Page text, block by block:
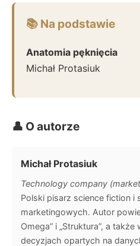
📚 Na podstawie
Anatomia pęknięcia
Michał Protasiuk
👤 O autorze
Michał Protasiuk
Technology company
Polski pisarz science fiction i
marketingowych. Autor
Omega” i „Struktura”, a
decyzjach opartych na